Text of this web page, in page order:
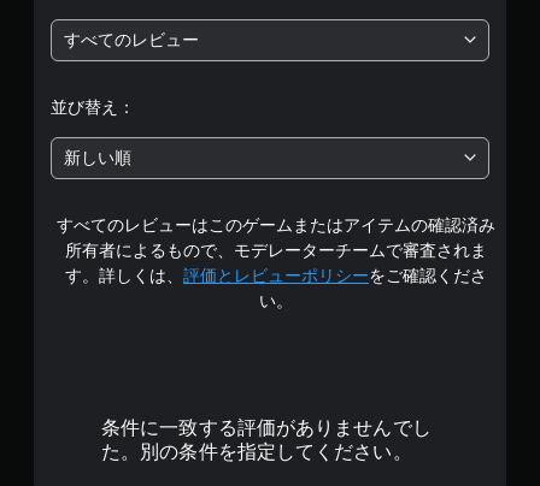
は
5
階
中
の
4
すべてのレビュー
並び替え：
新しい順
すべてのレビューはこのゲームまたはアイテムの確認済み
所有者によるもので、モデレーターチームで審査されま
す。詳しくは、 評価とレビューポリシーをご確認くださ
い。
条件に一致する評価がありませんでし
た。別の条件を指定してください。